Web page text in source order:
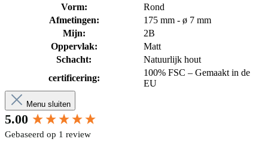
Vorm:
Rond
Afmetingen:
175 mm - ø 7 mm
Mijn:
2B
Oppervlak:
Matt
Schacht:
Natuurlijk hout
certificering:
100% FSC – Gemaakt in de
EU
Menu sluiten
5.00
Gebaseerd op 1 review
New content loaded